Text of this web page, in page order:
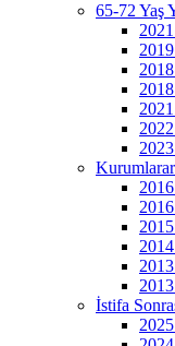
65-72 Yaş
İstifa